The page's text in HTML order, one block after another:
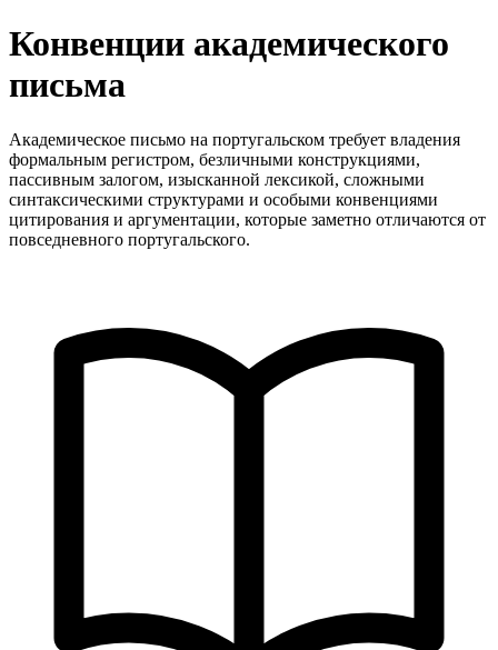
Конвенции академического
письма
Академическое письмо на португальском требует владения
формальным регистром, безличными конструкциями,
пассивным залогом, изысканной лексикой, сложными
синтаксическими структурами и особыми конвенциями
цитирования и аргументации, которые заметно отличаются от
повседневного португальского.